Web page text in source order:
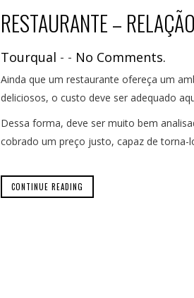
RESTAURANTE –
Tourqual - - No Comments.
Ainda que um restaurante ofereça um
deliciosos, o custo deve ser adequado
Dessa forma, deve ser muito bem
cobrado um preço justo, capaz de
CONTINUE READING